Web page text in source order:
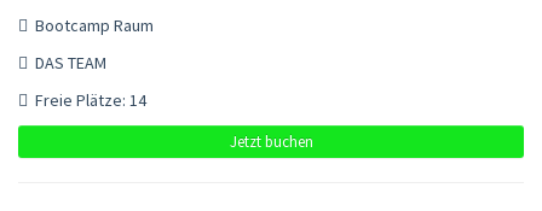
Bootcamp Raum
DAS TEAM
Freie Plätze: 14
Jetzt buchen